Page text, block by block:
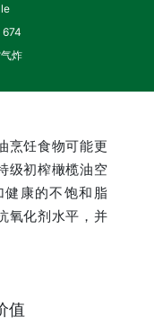
炸
烹饪食物可能更
级初榨橄榄油空
康的不饱和脂
氧化剂水平，并
值